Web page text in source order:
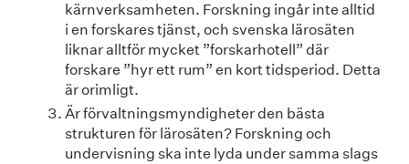
kärnverksamheten. Forskning ingår inte alltid
i en forskares tjänst, och svenska lärosäten
liknar alltför mycket ”forskarhotell” där
forskare ”hyr ett rum” en kort tidsperiod. Detta
är orimligt.
Är förvaltningsmyndigheter den bästa
strukturen för lärosäten? Forskning och
undervisning ska inte lyda under samma slags